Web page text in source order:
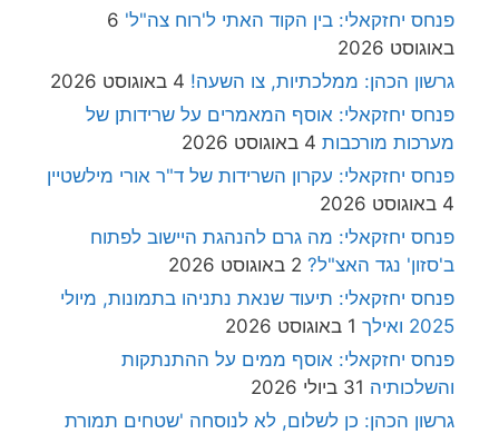
פנחס יחזקאלי: בין הקוד האתי ל'רוח צה"ל' 6
באוגוסט 2026
גרשון הכהן: ממלכתיות, צו השעה! 4 באוגוסט 2026
פנחס יחזקאלי: אוסף המאמרים על שרידותן של
מערכות מורכבות 4 באוגוסט 2026
פנחס יחזקאלי: עקרון השרידות של ד"ר אורי מילשטיין
4 באוגוסט 2026
פנחס יחזקאלי: מה גרם להנהגת היישוב לפתוח
ב'סזון' נגד האצ"ל? 2 באוגוסט 2026
פנחס יחזקאלי: תיעוד שנאת נתניהו בתמונות, מיולי
2025 ואילך
1 באוגוסט 2026
פנחס יחזקאלי: אוסף ממים על ההתנתקות
והשלכותיה 31 ביולי 2026
גרשון הכהן: כן לשלום, לא לנוסחה 'שטחים תמורת